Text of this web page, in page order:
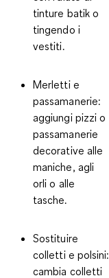
tinture batik o
tingendo i
vestiti.
Merletti e
passamanerie:
aggiungi pizzi o
passamanerie
decorative alle
maniche, agli
orli o alle
tasche.
Sostituire
colletti e polsini:
cambia colletti